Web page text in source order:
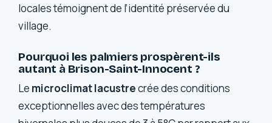
locales témoignent de l’identité préservée du
village.
Pourquoi les palmiers prospèrent-ils
autant à Brison-Saint-Innocent ?
Le microclimat lacustrecrée des conditions
exceptionnelles avec des températures